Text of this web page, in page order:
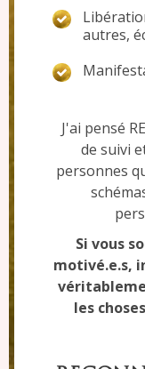
autres,
J'ai pensé
de suivi
personnes
Si vous
motivé.e.s,
les